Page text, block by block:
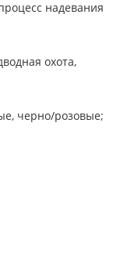
надевания
охота,
черно/розовые;